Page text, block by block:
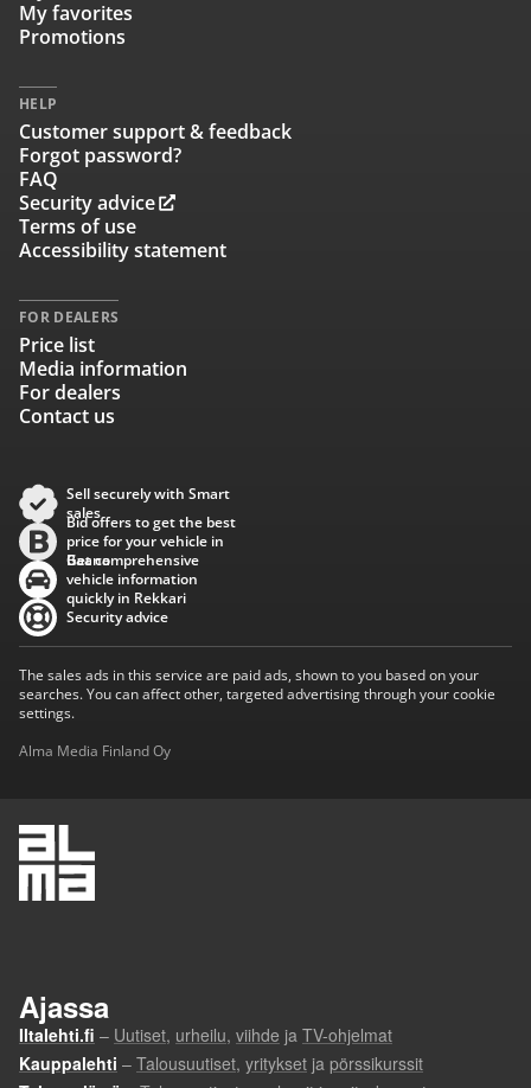
My favorites
Promotions
HELP
Customer support & feedback
Forgot password?
FAQ
Security advice
Terms of use
Accessibility statement
FOR DEALERS
Price list
Media information
For dealers
Contact us
Sell securely with Smart
sales
Bid offers to get the best
price for your vehicle in
Baana
Get comprehensive
vehicle information
quickly in Rekkari
Security advice
The sales ads in this service are paid ads, shown to you based on your
searches. You can affect other, targeted advertising through your cookie
settings.
Alma Media Finland Oy